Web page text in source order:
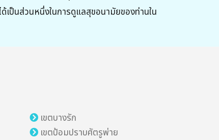
เป็นส่วนหนึ่งในการดูแลสุขอนามัยของท่านใน
เขตบางรัก
เขตป้อมปราบศัตรูพ่าย